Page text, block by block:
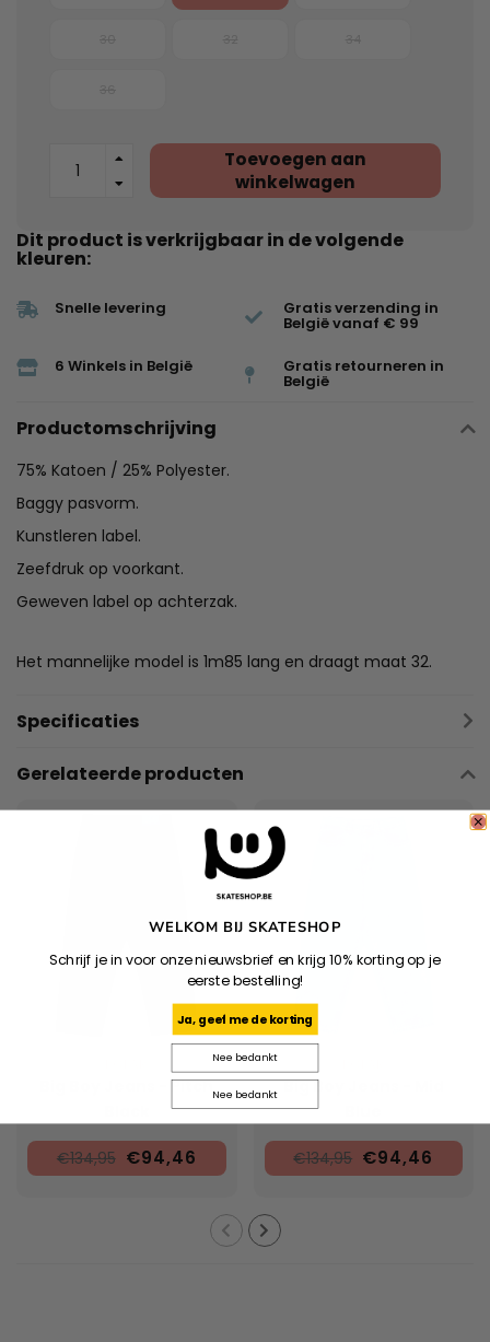
Toevoegen aan
winkelwagen
Dit product is verkrijgbaar in de volgende
kleuren:
Snelle levering Gratis verzending in
België vanaf € 99
6 Winkels in België Gratis retourneren in
België
Productomschrijving
75% Katoen / 25% Polyester.
Baggy pasvorm.
Kunstleren label.
Zeefdruk op voorkant.
Geweven label op achterzak.
Het mannelijke model is 1m85 lang en draagt maat 32.
Specificaties
Gerelateerde producten
Big Boy Jeans - Pitch
€134,95 €94,46
Big Boy Jeans - Mid
€134,95 €94,46
WELKOM BIJ SKATESHOP
Schrijf je in voor onze nieuwsbrief en krijg 10% korting op je
eerste bestelling!
Ja, geef me de korting
Nee bedankt
Nee bedankt